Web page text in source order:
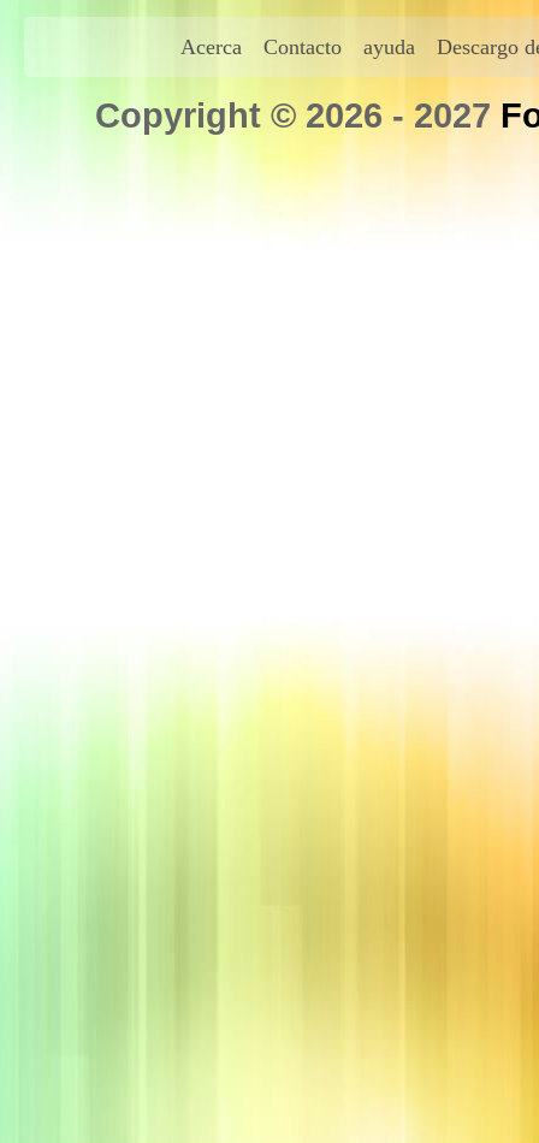
Acerca Contacto ayuda Descargo
Copyright © 2026 - 2027